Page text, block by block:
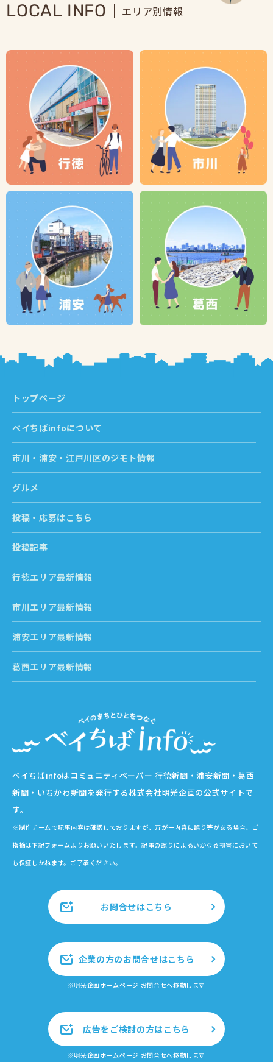
LOCAL INFO エリア別情報
ベイちばinfoはコミュニティペーパー 行徳新聞・浦安新聞・葛西
新聞・いちかわ新聞を発行する株式会社明光企画の公式サイトで
す。
※制作チームで記事内容は確認しておりますが、万が一内容に誤り等がある場合、ご
指摘は下記フォームよりお願いいたします。記事の誤りによるいかなる損害において
も保証しかねます。ご了承ください。
お問合せはこちら
企業の方のお問合せはこちら
※明光企画ホームページ お問合せへ移動します
広告をご検討の方はこちら
※明光企画ホームページ お問合せへ移動します
トップページ
ベイちばinfoについて
市川・浦安・江戸川区のジモト情報
グルメ
投稿・応募はこちら
投稿記事
行徳エリア最新情報
市川エリア最新情報
浦安エリア最新情報
葛西エリア最新情報